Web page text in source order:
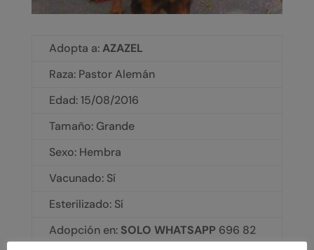
Adopta a:AZAZEL
Raza: Pastor Alemán
Edad:15/08/2016
Tamaño: Grande
Sexo: Hembra
Vacunado: Sí
Esterilizado: Sí
Adopción en: SOLO WHATSAPP 696 82